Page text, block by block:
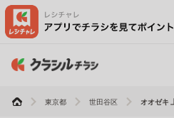
東京都 世田谷区 オオゼキ